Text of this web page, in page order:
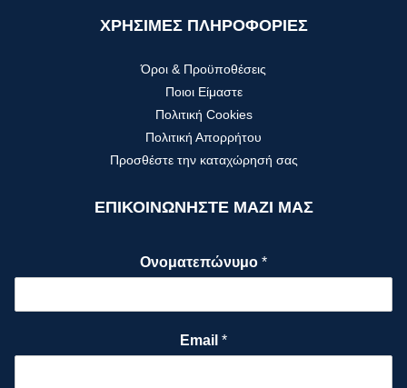
ΧΡΗΣΙΜΕΣ ΠΛΗΡΟΦΟΡΙΕΣ
Όροι & Προϋποθέσεις
Ποιοι Είμαστε
Πολιτική Cookies
Πολιτική Απορρήτου
Προσθέστε την καταχώρησή σας
ΕΠΙΚΟΙΝΩΝΗΣΤΕ ΜΑΖΙ ΜΑΣ
Ονοματεπώνυμο *
Email *